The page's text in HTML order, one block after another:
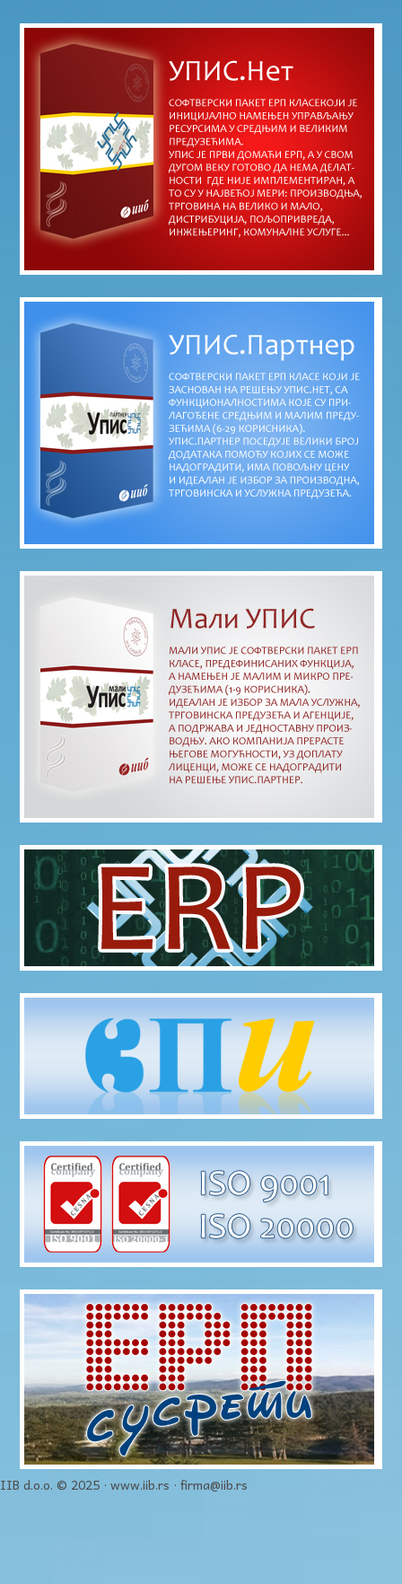
IIB d.o.o. © 2025 · www.iib.rs · firma@iib.rs